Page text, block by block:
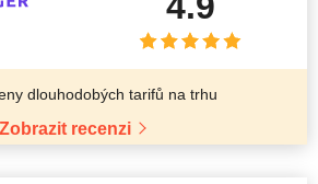
dlouhodobých tarifů na trhu
Zobrazit recenzi